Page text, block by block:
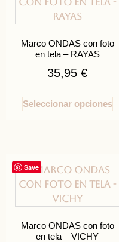
Marco ONDAS con foto
en tela – RAYAS
35,95€
Seleccionar opciones
Save
Marco ONDAS con foto
en tela – VICHY